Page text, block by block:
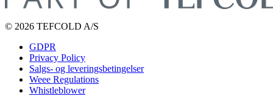
© 2026 TEFCOLD A/S
GDPR
Privacy Policy
Salgs- og leveringsbetingelser
Weee Regulations
Whistleblower